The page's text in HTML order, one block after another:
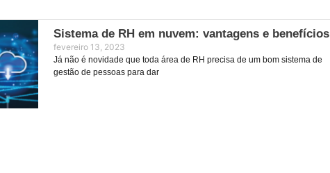
Sistema de RH em nuvem: vantagens e benefícios
fevereiro 13, 2023
Já não é novidade que toda área de RH precisa de um bom sistema de
gestão de pessoas para dar